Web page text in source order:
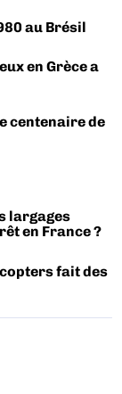
au Brésil
en Grèce a
centenaire de
largages
en France ?
fait des